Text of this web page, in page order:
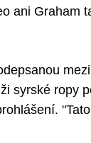
ani Graham
syrské ropy